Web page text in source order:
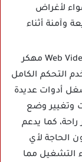
لأغراض
وآمنة أثناء
يأتي Web Video Cast Online مهكر
التحكم الكامل
أدوات عديدة
وتغيير وضع
كما يدعم
الحاجة لأي
التشغيل مما